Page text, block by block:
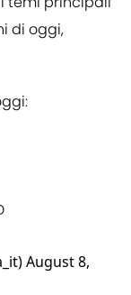
di oggi,
August 8,